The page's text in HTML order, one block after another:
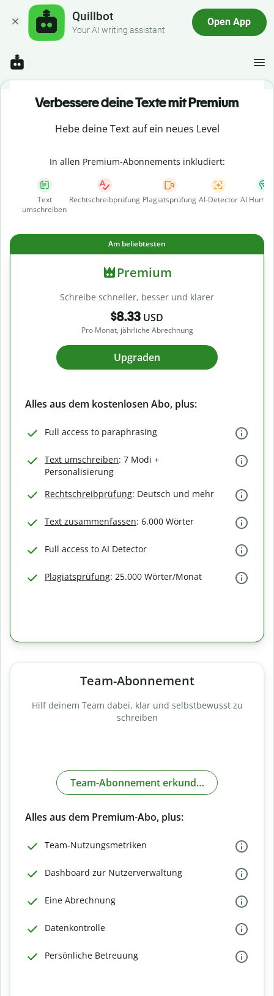
Quillbot
Your AI writing assistant
Open App
Verbessere deine Texte mit Premium
Hebe deine Text auf ein neues Level
In allen Premium-Abonnements inkludiert:
Text
umschreiben
Rechtschreibprüfung Plagiatsprüfung AI-Detector AI
Am beliebtesten
Premium
Schreibe schneller, besser und klarer
$8.33 USD
Pro Monat, jährliche Abrechnung
Upgraden
Alles aus dem kostenlosen Abo, plus:
Full access to paraphrasing
Text umschreiben: 7 Modi +
Personalisierung
Rechtschreibprüfung: Deutsch und mehr
Text zusammenfassen: 6.000 Wörter
Full access to AI Detector
Plagiatsprüfung: 25.000 Wörter/Monat
Team-Abonnement
Hilf deinem Team dabei, klar und selbstbewusst zu
schreiben
Team-Abonnement erkunden
Alles aus dem Premium-Abo, plus:
Team-Nutzungsmetriken
Dashboard zur Nutzerverwaltung
Eine Abrechnung
Datenkontrolle
Persönliche Betreuung